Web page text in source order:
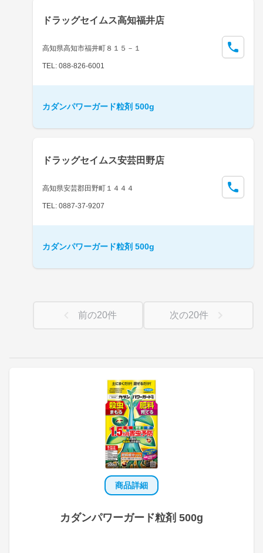
商品詳細
カダンパワーガード粒剤 500g
ドラッグセイムス高知福井店
高知県高知市福井町８１５－１
TEL: 088-826-6001
カダンパワーガード粒剤 500g
ドラッグセイムス安芸田野店
高知県安芸郡田野町１４４４
TEL: 0887-37-9207
カダンパワーガード粒剤 500g
前の20件 次の20件